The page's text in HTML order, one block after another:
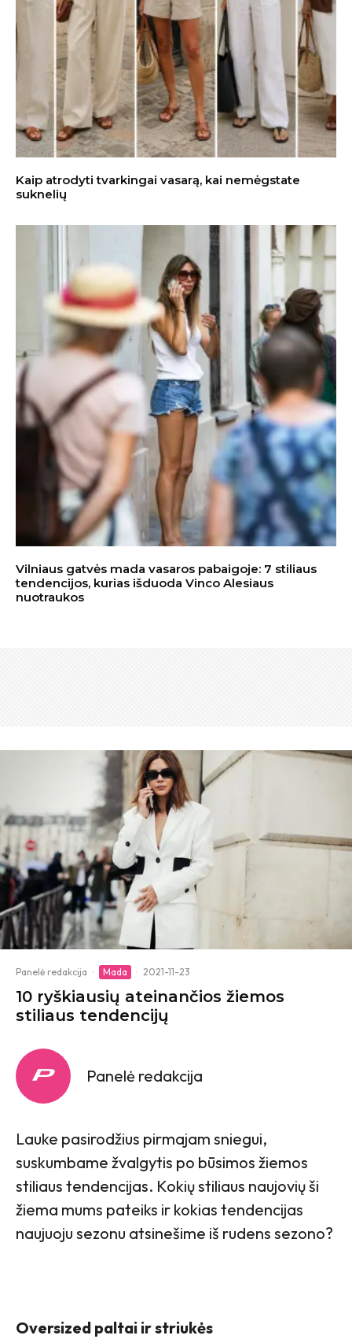
Kaip atrodyti tvarkingai vasarą, kai nemėgstate
suknelių
Vilniaus gatvės mada vasaros pabaigoje: 7 stiliaus
tendencijos, kurias išduoda Vinco Alesiaus
nuotraukos
Panelė redakcija · Mada · 2021-11-23
10 ryškiausių ateinančios žiemos
stiliaus tendencijų
Panelė redakcija
Lauke pasirodžius pirmajam sniegui,
suskumbame žvalgytis po būsimos žiemos
stiliaus tendencijas. Kokių stiliaus naujovių ši
žiema mums pateiks ir kokias tendencijas
naujuoju sezonu atsinešime iš rudens sezono?
Oversized paltai ir striukės